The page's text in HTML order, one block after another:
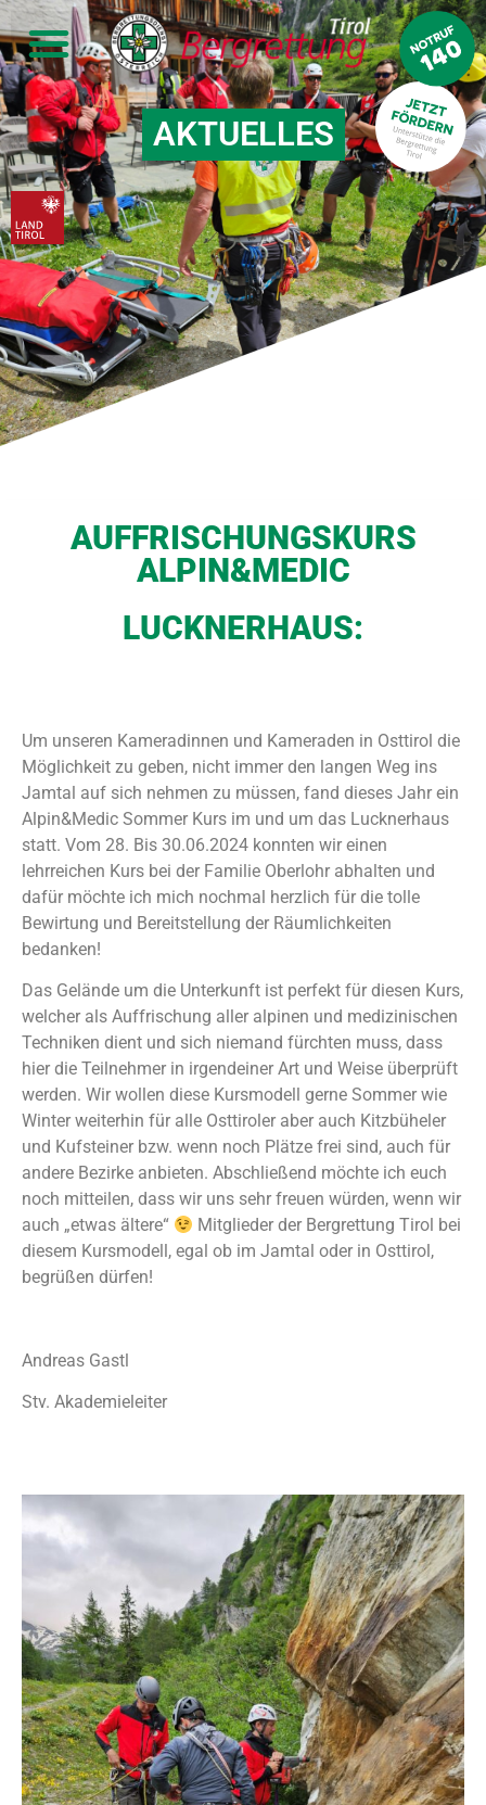
AKTUELLES
AUFFRISCHUNGSKURS
ALPIN&MEDIC
LUCKNERHAUS:
Um unseren Kameradinnen und Kameraden in Osttirol die
Möglichkeit zu geben, nicht immer den langen Weg ins
Jamtal auf sich nehmen zu müssen, fand dieses Jahr ein
Alpin&Medic Sommer Kurs im und um das Lucknerhaus
statt. Vom 28. Bis 30.06.2024 konnten wir einen
lehrreichen Kurs bei der Familie Oberlohr abhalten und
dafür möchte ich mich nochmal herzlich für die tolle
Bewirtung und Bereitstellung der Räumlichkeiten
bedanken!
Das Gelände um die Unterkunft ist perfekt für diesen Kurs,
welcher als Auffrischung aller alpinen und medizinischen
Techniken dient und sich niemand fürchten muss, dass
hier die Teilnehmer in irgendeiner Art und Weise überprüft
werden. Wir wollen diese Kursmodell gerne Sommer wie
Winter weiterhin für alle Osttiroler aber auch Kitzbüheler
und Kufsteiner bzw. wenn noch Plätze frei sind, auch für
andere Bezirke anbieten. Abschließend möchte ich euch
noch mitteilen, dass wir uns sehr freuen würden, wenn wir
auch „etwas ältere“
Mitglieder der Bergrettung Tirol bei
diesem Kursmodell, egal ob im Jamtal oder in Osttirol,
begrüßen dürfen!
Andreas Gastl
Stv. Akademieleiter